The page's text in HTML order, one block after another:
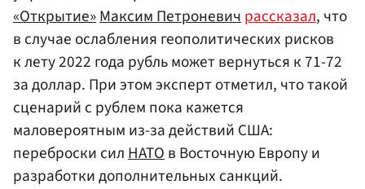
«Открытие»Максим Петроневичрассказал, что
в случае ослабления геополитических рисков
к лету 2022 года рубль может вернуться к 71-72
за доллар. При этом эксперт отметил, что такой
сценарий с рублем пока кажется
маловероятным из-за действий США:
переброски силНАТОв Восточную Европу и
разработки дополнительных санкций.